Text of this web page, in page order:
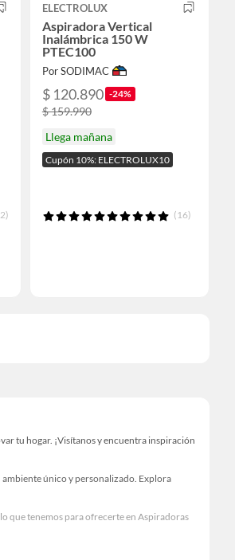
ELECTROLUX
Aspiradora Vertical
Inalámbrica 150 W
PTEC100
Por SODIMAC
$ 120.890 -24%
$ 159.990
Llega mañana
Cupón 10%: ELECTROLUX10
(16)
tu hogar. ¡Visítanos y encuentra inspiración
ambiente único y personalizado. Explora
que tenemos para ofrecerte en Aspiradoras